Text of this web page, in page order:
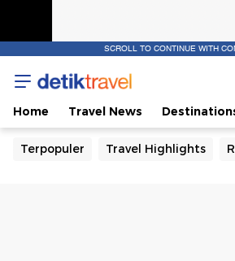
SCROLL TO CONTINUE WITH
Home Travel News
Terpopuler Travel Highlights